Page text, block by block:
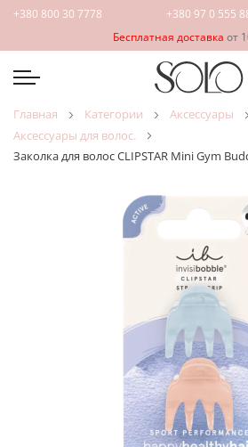
+380 800 30 7778 +380 97 0 555
Бесплатная доставка от
главная категории
аксессуары
аксессуары для волос.
Заколка для волос CLIPSTAR Mini Gym